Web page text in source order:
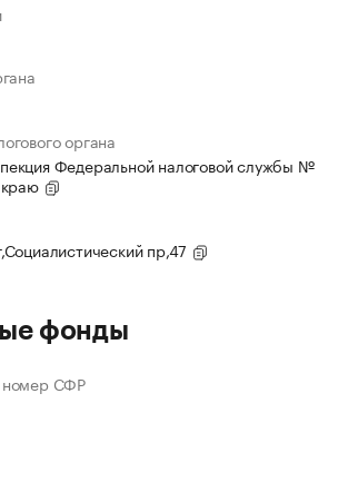
органа
Федеральной налоговой службы №
пр,47
фонды
номер СФР